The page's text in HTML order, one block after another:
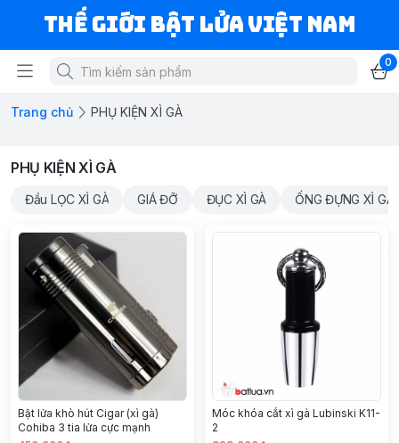
Thế Giới Bật Lửa Việt Nam
0
Trang chủ PHỤ KIỆN XÌ GÀ
PHỤ KIỆN XÌ GÀ
Đầu LỌC XÌ GÀ GIÁ ĐỠ ĐỤC XÌ GÀ ỐNG ĐỰNG XÌ GÀ
Bật lửa khò hút Cigar (xì gà)
Cohiba 3 tia lửa cực mạnh
Móc khóa cắt xì gà Lubinski K11-
2